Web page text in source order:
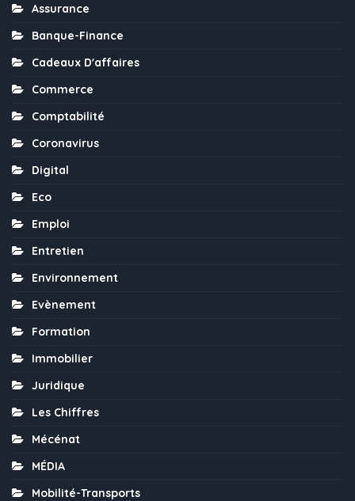
Assurance
Banque-Finance
Cadeaux D'affaires
Commerce
Comptabilité
Coronavirus
Digital
Eco
Emploi
Entretien
Environnement
Evènement
Formation
Immobilier
Juridique
Les Chiffres
Mécénat
MÉDIA
Mobilité-Transports